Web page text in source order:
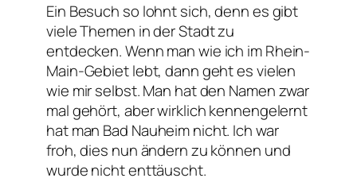
Ein Besuch so lohnt sich, denn es gibt
viele Themen in der Stadt zu
entdecken. Wenn man wie ich im Rhein-
Main-Gebiet lebt, dann geht es vielen
wie mir selbst. Man hat den Namen zwar
mal gehört, aber wirklich kennengelernt
hat man Bad Nauheim nicht. Ich war
froh, dies nun ändern zu können und
wurde nicht enttäuscht.